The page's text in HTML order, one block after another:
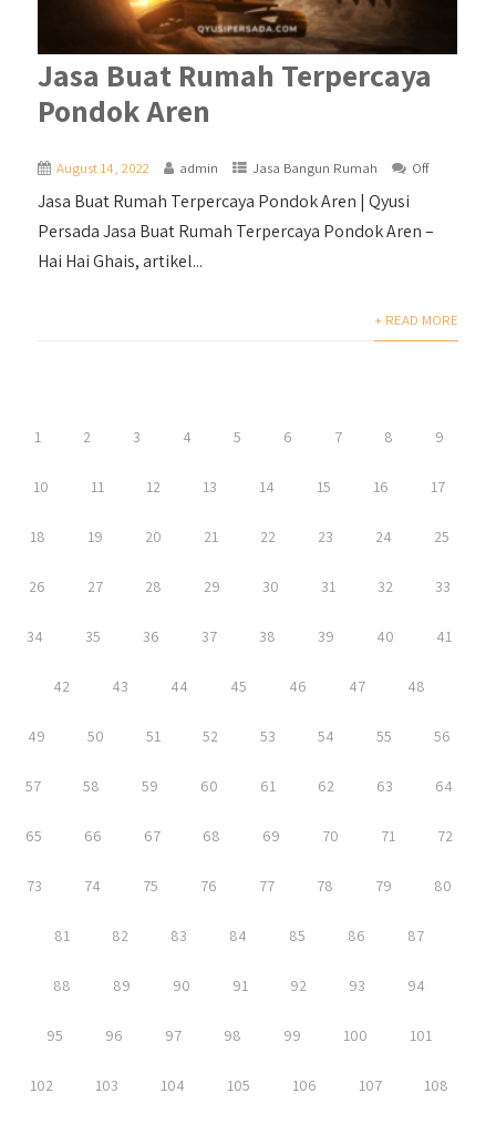
Jasa Buat Rumah Terpercaya
Pondok Aren
August 14, 2022 admin Jasa Bangun Rumah Off
Jasa Buat Rumah Terpercaya Pondok Aren | Qyusi
Persada Jasa Buat Rumah Terpercaya Pondok Aren –
Hai Hai Ghais, artikel...
+ READ MORE
1 2 3 4 5 6 7 8 9
10 11 12 13 14 15 16 17
18 19 20 21 22 23 24 25
26 27 28 29 30 31 32 33
34 35 36 37 38 39 40 41
42 43 44 45 46 47 48
49 50 51 52 53 54 55 56
57 58 59 60 61 62 63 64
65 66 67 68 69 70 71 72
73 74 75 76 77 78 79 80
81 82 83 84 85 86 87
88 89 90 91 92 93 94
95 96 97 98 99 100 101
102 103 104 105 106 107 108